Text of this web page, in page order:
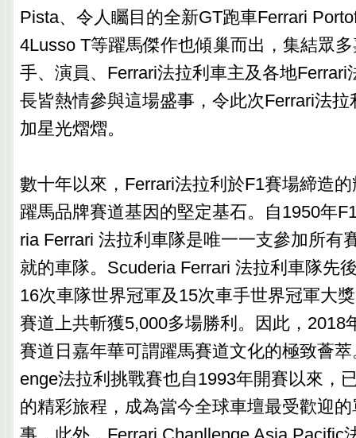
Pista、令人矚目的全新GT跑車Ferrari
4Lusso T等躍馬傑作也傾巢而出，集結眾
手、演員、Ferrari法拉利車主及各地Ferrari
長皆熱情參與這場盛事，令此次Ferrari法
加星光熠熠。
數十年以來，Ferrari法拉利於F1賽場締造
躍馬品牌賽道基因的堅定基石。自1950年
ria Ferrari 法拉利車隊是唯一一支參加所有
就的車隊。Scuderia Ferrari 法拉利車隊先
16次車隊世界冠軍及15次車手世界冠軍大
賽道上共斬獲5,000多場勝利。因此，2018
賽道日嘉年華可謂躍馬賽道文化的極致薈
enge法拉利挑戰賽也自1993年開賽以來，
的精彩旅程，成為當今全球車壇最受歡迎